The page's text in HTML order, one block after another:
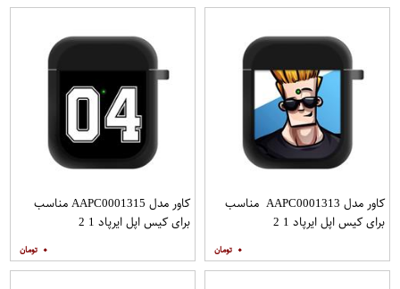
کاور مدل AAPC0001313 مناسب
برای کیس اپل ایرپاد 1 2
۰
کاور مدل AAPC0001315 مناسب
برای کیس اپل ایرپاد 1 2
۰